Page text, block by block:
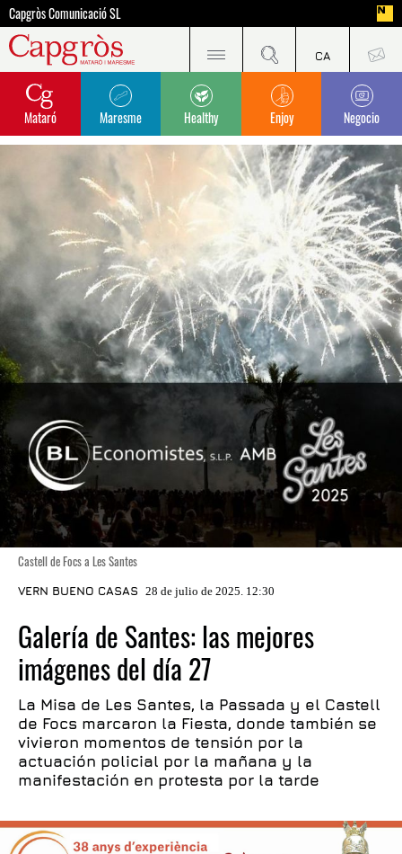
Capgròs Comunicació SL
Mataró Maresme Healthy Enjoy Negocio
Castell de Focs a Les Santes
VERN BUENO CASAS 28 de julio de 2025. 12:30
Galería de Santes: las mejores
imágenes del día 27
La Misa de Les Santes, la Passada y el Castell
de Focs marcaron la Fiesta, donde también se
vivieron momentos de tensión por la
actuación policial por la mañana y la
manifestación en protesta por la tarde